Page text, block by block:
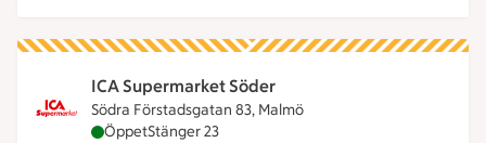
ICA Supermarket Söder
Södra Förstadsgatan 83, Malmö
ICA Supermarket Söder är öppen nu, stänger
ÖppetStänger 23